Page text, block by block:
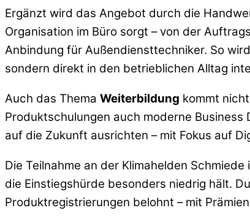
Ergänzt wird das Angebot durch die
Organisation im Büro sorgt – von der
Anbindung für Außendiensttechniker. So
sondern direkt in den betrieblichen Alltag
Auch das Thema Weiterbildung kommt
Produktschulungen auch moderne
auf die Zukunft ausrichten – mit Fokus auf
Die Teilnahme an der Klimahelden
die Einstiegshürde besonders niedrig hält.
Produktregistrierungen belohnt – mit